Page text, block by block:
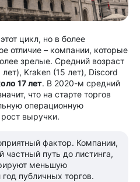
цикл, но в более
отличие – компании, которые
зрелые. Средний возраст
Kraken (15 лет), Discord
17 лет. В 2020-м средний
что на старте торгов
операционную
выручки.
фактор. Компании,
частный путь до листинга,
меньшую
публичных торгов.